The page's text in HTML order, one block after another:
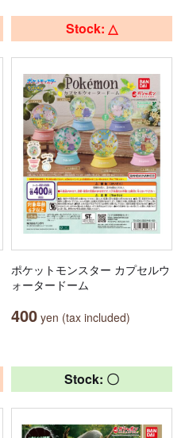
Stock: △
ポケットモンスター カプセルウ
ォータードーム
400 yen (tax included)
Stock: 〇